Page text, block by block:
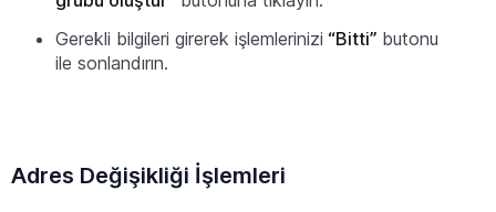
Gerekli bilgileri girerek işlemlerinizi “Bitti” butonu
ile sonlandırın.
Adres Değişikliği İşlemleri